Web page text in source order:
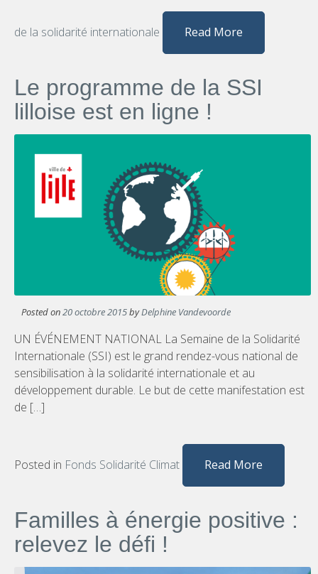
de la solidarité internationale Read More
Le programme de la SSI
lilloise est en ligne !
Posted on20 octobre 2015byDelphine Vandevoorde
UN ÉVÉNEMENT NATIONAL La Semaine de la Solidarité
Internationale (SSI) est le grand rendez-vous national de
sensibilisation à la solidarité internationale et au
développement durable. Le but de cette manifestation est
de […]
Posted in Fonds Solidarité Climat Read More
Familles à énergie positive :
relevez le défi !